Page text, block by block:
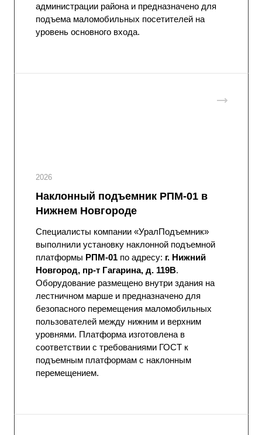
администрации района и предназначено для
подъема маломобильных посетителей на
уровень основного входа.
2026
Наклонный подъемник РПМ-01 в
Нижнем Новгороде
Специалисты компании «УралПодъемник»
выполнили установку наклонной подъемной
платформы РПМ-01 по адресу: г. Нижний
Новгород, пр-т Гагарина, д. 119В.
Оборудование размещено внутри здания на
лестничном марше и предназначено для
безопасного перемещения маломобильных
пользователей между нижним и верхним
уровнями. Платформа изготовлена в
соответствии с требованиями ГОСТ к
подъемным платформам с наклонным
перемещением.